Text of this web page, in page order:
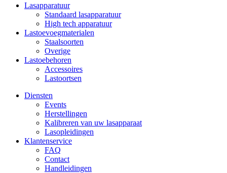
Lasapparatuur
Standaard lasapparatuur
High tech apparatuur
Lastoevoegmaterialen
Staalsoorten
Overige
Lastoebehoren
Accessoires
Lastoortsen
Diensten
Events
Herstellingen
Kalibreren van uw lasapparaat
Lasopleidingen
Klantenservice
FAQ
Contact
Handleidingen